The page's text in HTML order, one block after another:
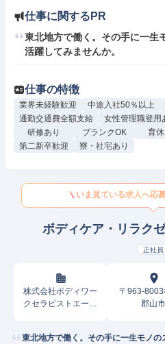
仕事に関するPR
東北地方で働く。その手に一生
活躍してみませんか。
仕事の特徴
業界未経験歓迎 中途入社50％以上
通勤交通費全額支給
女性管理職登用
研修あり
ブランクOK 育休
第二新卒歓迎
寮・社宅あり
いま見ている求人へ応
ボディケア・リラク
正社員
株式会社ボディワー
クセラピストエージ
〒963-8003
郡山市
東北地方で働く。その手に一生モノ